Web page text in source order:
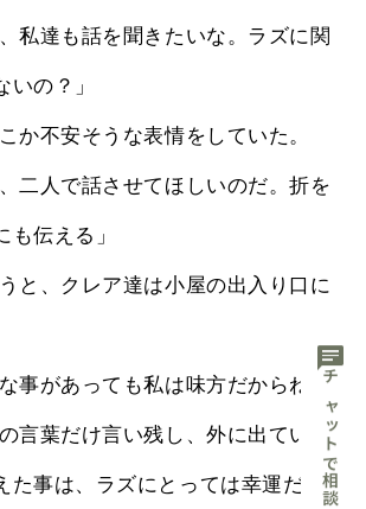
いの？」
か不安そうな表情をしていた。
も伝える」
な事があっても私は味方だからね」
た事は、ラズにとっては幸運だっ
chat
チャットで相談